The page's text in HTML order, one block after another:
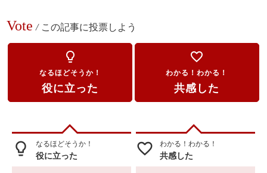
Vote / この記事に投票しよう
lightbulb_outline
なるほどそうか！
役に立った
favorite_border
わかる！わかる！
共感した
lightbulb_outline なるほどそうか！
役に立った favorite_border わかる！わかる！
共感した